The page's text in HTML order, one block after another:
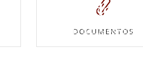
DOCUMENTOS
Vídeos
Veja todos os vídeos